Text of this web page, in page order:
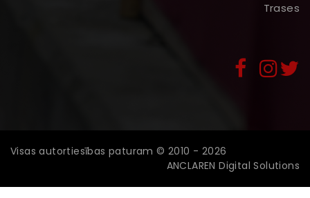
Trases
Visas autortiesības paturam © 2010 - 2026
ANCLAREN Digital Solutions